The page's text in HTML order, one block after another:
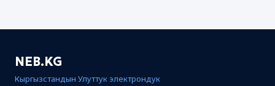
NEB.KG
Кыргызстандын Улуттук электрондук